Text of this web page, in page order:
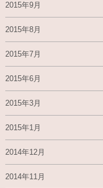
2015年9月
2015年8月
2015年7月
2015年6月
2015年3月
2015年1月
2014年12月
2014年11月